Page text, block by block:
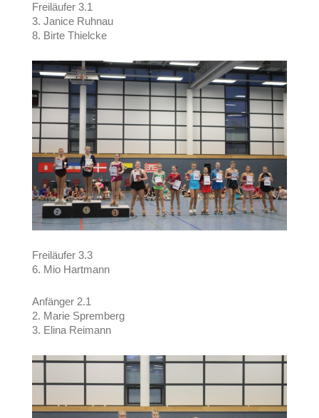
Freiläufer 3.1
3. Janice Ruhnau
8. Birte Thielcke
Freiläufer 3.3
6. Mio Hartmann
Anfänger 2.1
2. Marie Spremberg
3. Elina Reimann